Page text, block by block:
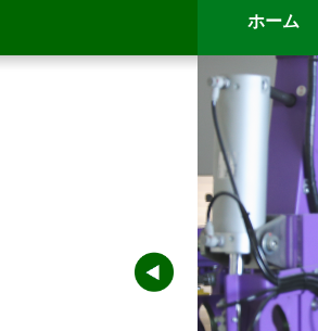
ホーム